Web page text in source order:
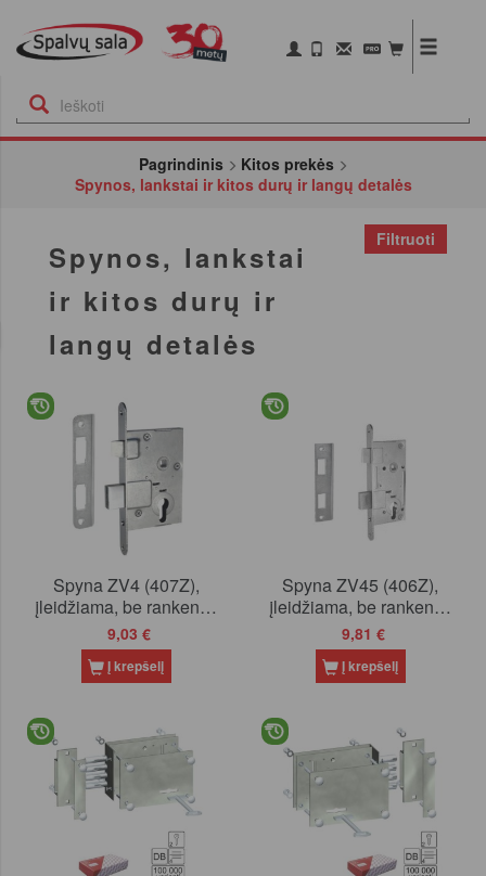
Pagrindinis
Kitos prekės
Spynos, lankstai ir kitos durų ir langų detalės
Spynos, lankstai
ir kitos durų ir
langų detalės
Filtruoti
Spyna ZV4 (407Z),
įleidžiama, be rankenos
ir užrakto
9,03 €
Į krepšelį
Spyna ZV45 (406Z),
įleidžiama, be rankenos
ir užrakto
9,81 €
Į krepšelį